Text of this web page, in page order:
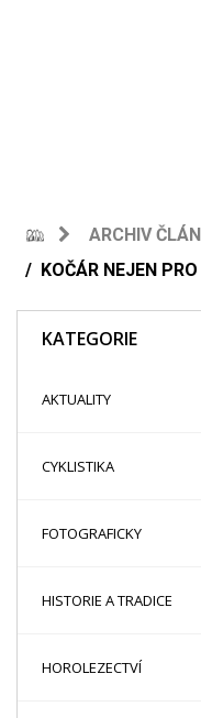
ARCHIV
KOČÁR NEJEN
KATEGORIE
AKTUALITY
CYKLISTIKA
FOTOGRAFICKY
HISTORIE A TRADICE
HOROLEZECTVÍ